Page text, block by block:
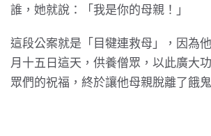
誰，她就說：「我是你的母親！」
這段公案就是「目犍連救母」，因為
月十五日這天，供養僧眾，以此廣大
眾們的祝福，終於讓他母親脫離了餓